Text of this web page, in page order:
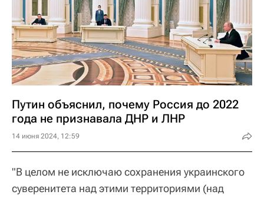
Путин объяснил, почему Россия до 2022
года не признавала ДНР и ЛНР
14 июня 2024, 12:59
"В целом не исключаю сохранения украинского
суверенитета над этими территориями (над